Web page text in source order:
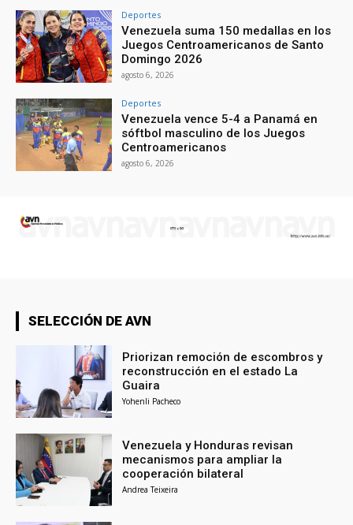
Deportes
Venezuela suma 150 medallas en los
Juegos Centroamericanos de Santo
Domingo 2026
agosto 6, 2026
Deportes
Venezuela vence 5-4 a Panamá en
sóftbol masculino de los Juegos
Centroamericanos
agosto 6, 2026
SELECCIÓN DE AVN
Priorizan remoción de escombros y
reconstrucción en el estado La
Guaira
Yohenli Pacheco
Venezuela y Honduras revisan
mecanismos para ampliar la
cooperación bilateral
Andrea Teixeira